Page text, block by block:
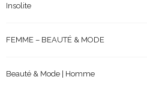
Insolite
FEMME – BEAUTÉ & MODE
Beauté & Mode | Homme